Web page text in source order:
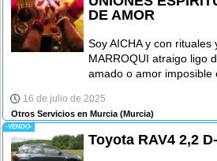
DE AMOR
Soy AICHA y con
MARROQUI atraigo ligo
amado o amor imposible
16 de julio de 2025
Otros Servicios en Murcia(Murcia)
-VENDO-
Toyota RAV4 2,2